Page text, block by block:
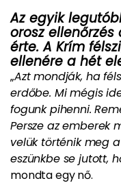
Az egyik
orosz
érte. A Krím
ellenére a hét
„Azt mondják, ha
erdőbe. Mi mégis
fogunk pihenni.
Persze az emberek
velük történik meg
eszünkbe se jutott,
mondta egy nő.